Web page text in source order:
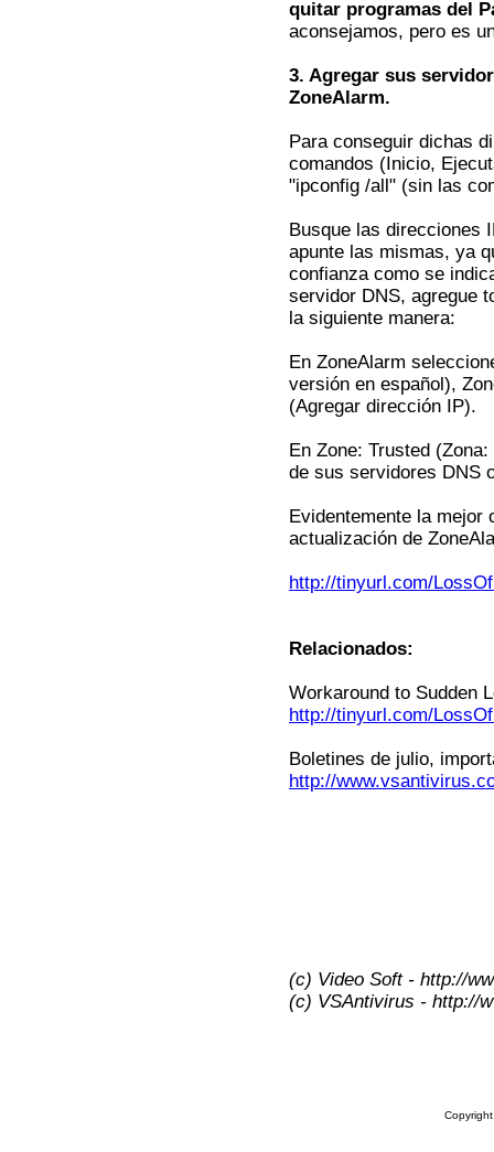
quitar programas del
aconsejamos, pero es
3. Agregar sus
ZoneAlarm.
Para conseguir dichas
comandos (Inicio,
"ipconfig /all" (sin las
Busque las direcciones
apunte las mismas, ya
confianza como se
servidor DNS, agregue
la siguiente manera:
En ZoneAlarm
versión en español),
(Agregar dirección IP).
En Zone: Trusted
de sus servidores DNS
Evidentemente la mejor
actualización de
http://tinyurl.com/
Relacionados:
Workaround to Sudden
http://tinyurl.com/
Boletines de julio,
http://
(c) Video Soft - http://
(c) VSAntivirus - http://